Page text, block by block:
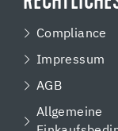
Compliance
Impressum
AGB
Allgemeine